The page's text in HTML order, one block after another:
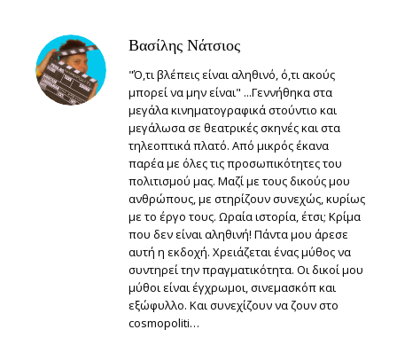
Βασίλης Νάτσιος
"Ό,τι βλέπεις είναι αληθινό, ό,τι ακούς
μπορεί να μην είναι" ...Γεννήθηκα στα
μεγάλα κινηματογραφικά στούντιο και
μεγάλωσα σε θεατρικές σκηνές και στα
τηλεοπτικά πλατό. Από μικρός έκανα
παρέα με όλες τις προσωπικότητες του
πολιτισμού μας. Μαζί με τους δικούς μου
ανθρώπους, με στηρίζουν συνεχώς, κυρίως
με το έργο τους. Ωραία ιστορία, έτσι; Κρίμα
που δεν είναι αληθινή! Πάντα μου άρεσε
αυτή η εκδοχή. Χρειάζεται ένας μύθος να
συντηρεί την πραγματικότητα. Οι δικοί μου
μύθοι είναι έγχρωμοι, σινεμασκόπ και
εξώφυλλο. Και συνεχίζουν να ζουν στο
cosmopoliti…